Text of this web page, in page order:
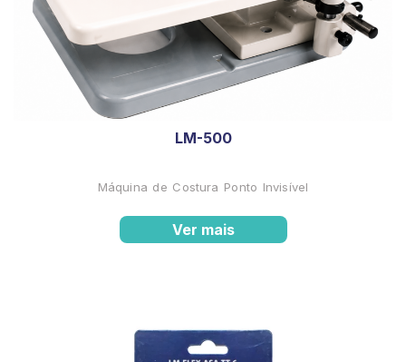
LM-500
Máquina de Costura Ponto Invisível
Ver mais